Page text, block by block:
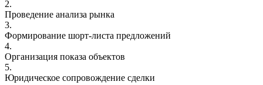
2.
Проведение анализа рынка
3.
Формирование шорт-листа предложений
4.
Организация показа объектов
5.
Юридическое сопровождение сделки